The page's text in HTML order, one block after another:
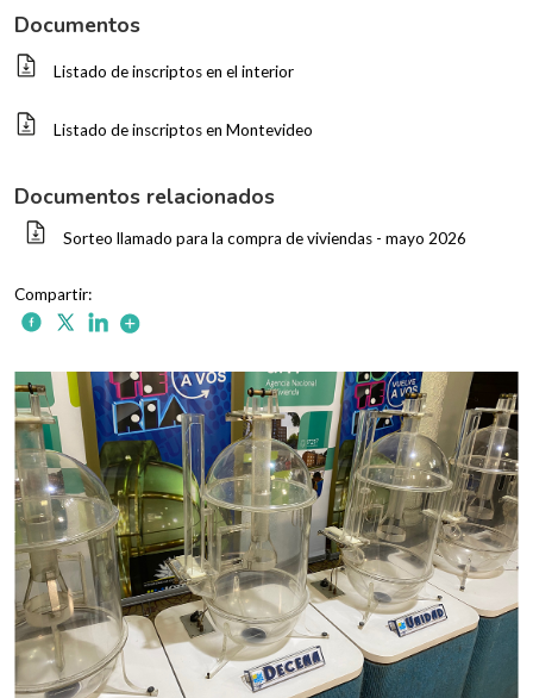
Documentos
Listado de inscriptos en el interior
Listado de inscriptos en Montevideo
Documentos relacionados
Sorteo llamado para la compra de viviendas - mayo 2026